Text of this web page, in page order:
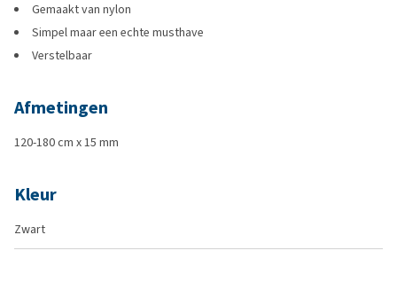
Gemaakt van nylon
Simpel maar een echte musthave
Verstelbaar
Afmetingen
120-180 cm x 15 mm
Kleur
Zwart